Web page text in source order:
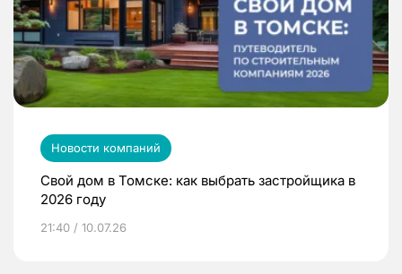
Новости компаний
Свой дом в Томске: как выбрать застройщика в
2026 году
21:40 / 10.07.26